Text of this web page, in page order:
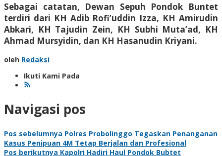
Sebagai catatan, Dewan Sepuh Pondok Buntet
terdiri dari KH Adib Rofi’uddin Izza, KH Amirudin
Abkari, KH Tajudin Zein, KH Subhi Muta’ad, KH
Ahmad Mursyidin, dan KH Hasanudin Kriyani.
oleh Redaksi
Ikuti Kami Pada
Navigasi pos
Pos sebelumnya Polres Probolinggo Tegaskan Penanganan
Kasus Penipuan 4M Tetap Berjalan dan Profesional
Pos berikutnya Kapolri Hadiri Haul Pondok Bubtet